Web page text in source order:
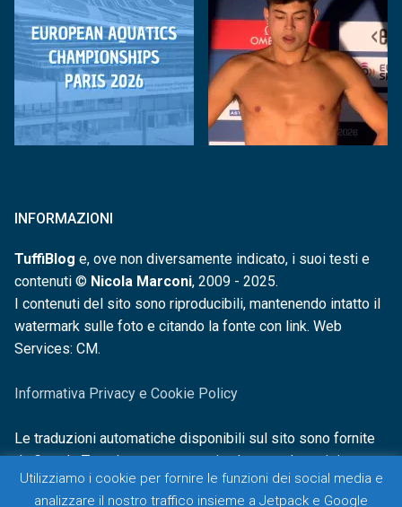
INFORMAZIONI
TuffiBlog e, ove non diversamente indicato, i suoi testi e
contenuti © Nicola Marconi, 2009 - 2025.
I contenuti del sito sono riproducibili, mantenendo intatto il
watermark sulle foto e citando la fonte con link. Web
Services: CM.
Informativa Privacy e Cookie Policy
Le traduzioni automatiche disponibili sul sito sono fornite
da Google Translate e non sono in alcun modo revisionate o
controllate.
Utilizziamo i cookie per fornire le funzioni dei social media e
analizzare il nostro traffico insieme a Jetpack e Google